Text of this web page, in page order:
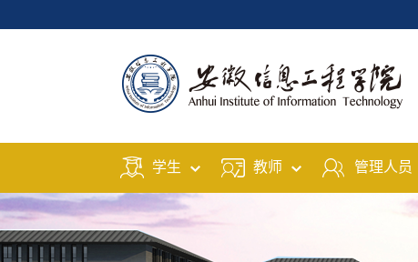
学生 教师 管理人员